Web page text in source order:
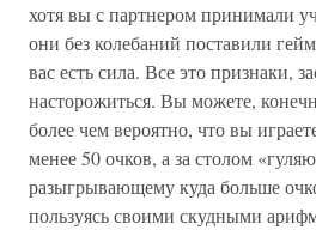
хотя вы с партнером принимали
они без колебаний поставили
вас есть сила. Все это признаки,
насторожиться. Вы можете,
более чем вероятно, что вы
менее 50 очков, а за столом
разыгрывающему куда больше
пользуясь своими скудными